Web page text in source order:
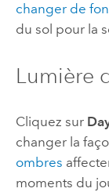
changer de
du sol pour la
Lumière
Cliquez sur
changer la
ombres
moments du